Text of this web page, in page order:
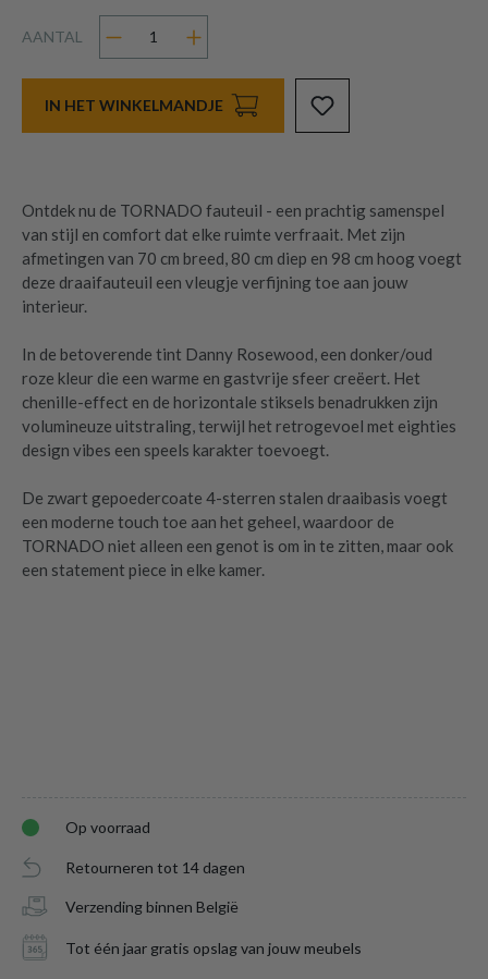
AANTAL
IN HET WINKELMANDJE
Ontdek nu de TORNADO fauteuil - een prachtig samenspel
van stijl en comfort dat elke ruimte verfraait. Met zijn
afmetingen van 70 cm breed, 80 cm diep en 98 cm hoog voegt
deze draaifauteuil een vleugje verfijning toe aan jouw
interieur.
In de betoverende tint Danny Rosewood, een donker/oud
roze kleur die een warme en gastvrije sfeer creëert. Het
chenille-effect en de horizontale stiksels benadrukken zijn
volumineuze uitstraling, terwijl het retrogevoel met eighties
design vibes een speels karakter toevoegt.
De zwart gepoedercoate 4-sterren stalen draaibasis voegt
een moderne touch toe aan het geheel, waardoor de
TORNADO niet alleen een genot is om in te zitten, maar ook
een statement piece in elke kamer.
Op voorraad
Retourneren tot 14 dagen
Verzending binnen België
Tot één jaar gratis opslag van jouw meubels